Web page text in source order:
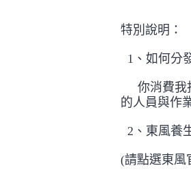
特別說明：
1、如何分
你消費我
的人員與作
2、東風養
(請點選東風